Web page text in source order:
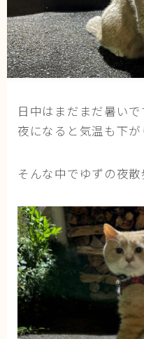
ねこの部屋
猫の健康・ケア関連
猫と人間の共生・社会
猫の雑学・トリビア
猫の可愛さ発見シリー
猫と暮らす快適環境づ
猫と暮らすシニアライ
ねこの飼い方
基本ガイド（ねこの飼
健康管理（病気・ケア・
日中はまだまだ暑いで
夜になると気温も下
そんな中でゆずの夜散